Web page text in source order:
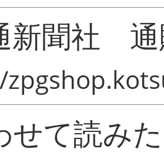
新聞社
せて読み